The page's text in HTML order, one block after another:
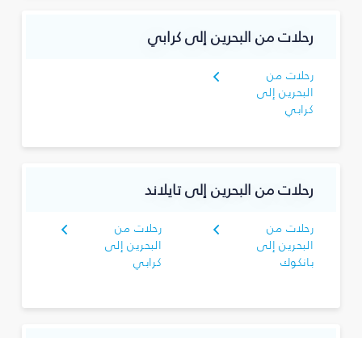
رحلات من البحرين إلى كرابي
رحلات من
البحرين إلى
كرابي
رحلات من البحرين إلى تايلاند
رحلات من
البحرين إلى
بانكوك
رحلات من
البحرين إلى
كرابي